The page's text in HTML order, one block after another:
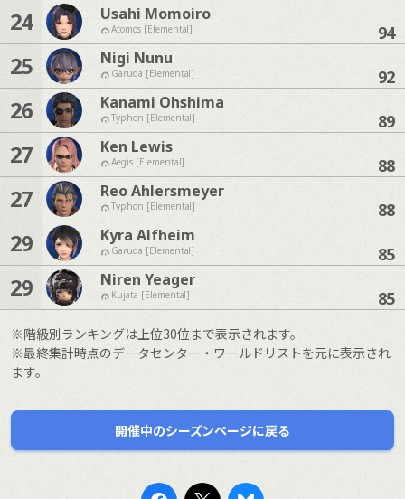
24 Usahi Momoiro
Atomos [Elemental] 94
25 Nigi Nunu
Garuda [Elemental] 92
26 Kanami Ohshima
Typhon [Elemental] 89
27 Ken Lewis
Aegis [Elemental] 88
27 Reo Ahlersmeyer
Typhon [Elemental] 88
29 Kyra Alfheim
Garuda [Elemental] 85
29 Niren Yeager
Kujata [Elemental] 85
※階級別ランキングは上位30位まで表示されます。
※最終集計時点のデータセンター・ワールドリストを元に表示され
ます。
開催中のシーズンページに戻る